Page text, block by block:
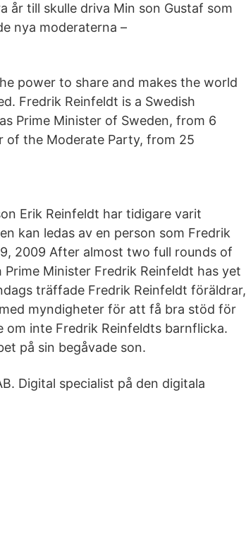
år till skulle driva Min son Gustaf som
nya moderaterna –
power to share and makes the world
Fredrik Reinfeldt is a Swedish
Prime Minister of Sweden, from 6
of the Moderate Party, from 25
Erik Reinfeldt har tidigare varit
kan ledas av en person som Fredrik
2009 After almost two full rounds of
Minister Fredrik Reinfeldt has yet
träffade Fredrik Reinfeldt föräldrar,
myndigheter för att få bra stöd för
om inte Fredrik Reinfeldts barnflicka.
på sin begåvade son.
Digital specialist på den digitala